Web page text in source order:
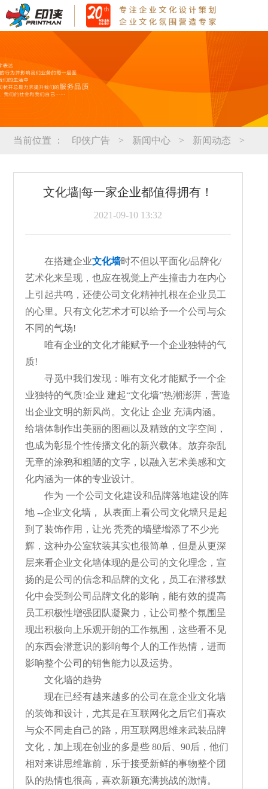
当前位置 ： 印侠广告 > 新闻中心 > 新闻动态 >
文化墙|每一家企业都值得拥有！
2021-09-10 13:32
在搭建企业文化墙时不但以平面化/品牌化/
艺术化来呈现，也应在视觉上产生撞击力在内心
上引起共鸣，还使公司文化精神扎根在企业员工
的心里。只有文化艺术才可以给予一个公司与众
不同的气场!
唯有企业的文化才能赋予一个企业独特的气
质!
寻觅中我们发现：唯有文化才能赋予一个企
业独特的气质!企业 建起“文化墙”热潮澎湃，营造
出企业文明的新风尚。文化让 企业 充满内涵。
给墙体制作出美丽的图画以及精致的文字空间，
也成为彰显个性传播文化的新兴载体。放弃杂乱
无章的涂鸦和粗陋的文字，以融入艺术美感和文
化内涵为一体的专业设计。
作为 一个公司文化建设和品牌落地建设的阵
地 --企业文化墙， 从表面上看公司文化墙只是起
到了装饰作用，让光 秃秃的墙壁增添了不少光
辉，这种办公室软装其实也很简单，但是从更深
层来看企业文化墙体现的是公司的文化理念，宣
扬的是公司的信念和品牌的文化，员工在潜移默
化中会受到公司品牌文化的影响，能有效的提高
员工积极性增强团队凝聚力，让公司整个氛围呈
现出积极向上乐观开朗的工作氛围，这些看不见
的东西会潜意识的影响每个人的工作热情，进而
影响整个公司的销售能力以及运势。
文化墙的趋势
现在已经有越来越多的公司在意企业文化墙
的装饰和设计，尤其是在互联网化之后它们喜欢
与众不同走自己的路，用互联网思维来武装品牌
文化，加上现在创业的多是些 80后、90后，他们
相对来讲思维靠前，乐于接受新鲜的事物整个团
队的热情也很高，喜欢新颖充满挑战的激情。